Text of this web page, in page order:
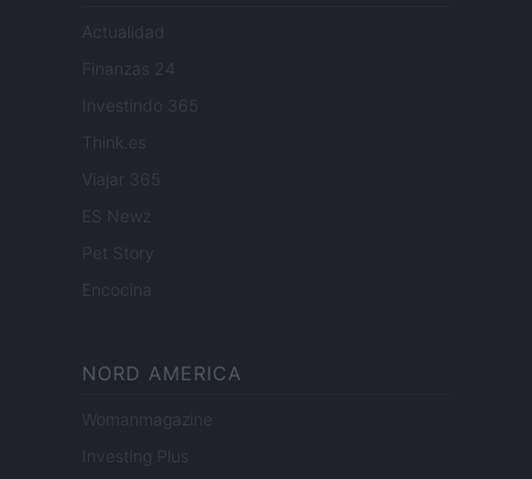
Actualidad
Finanzas 24
Investindo 365
Think.es
Viajar 365
ES Newz
Pet Story
Encocina
NORD AMERICA
Womanmagazine
Investing Plus